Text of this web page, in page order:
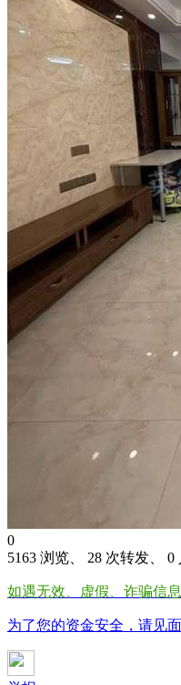
0
5163 浏览、 28 次转发、 0
如遇无效、虚假、诈骗信
为了您的资金安全，请见